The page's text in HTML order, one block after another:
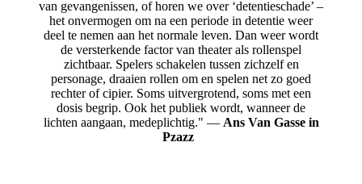
van gevangenissen, of horen we over ‘detentieschade’ –
het onvermogen om na een periode in detentie weer
deel te nemen aan het normale leven. Dan weer wordt
de versterkende factor van theater als rollenspel
zichtbaar. Spelers schakelen tussen zichzelf en
personage, draaien rollen om en spelen net zo goed
rechter of cipier. Soms uitvergrotend, soms met een
dosis begrip. Ook het publiek wordt, wanneer de
lichten aangaan, medeplichtig." — Ans Van Gasse in
Pzazz